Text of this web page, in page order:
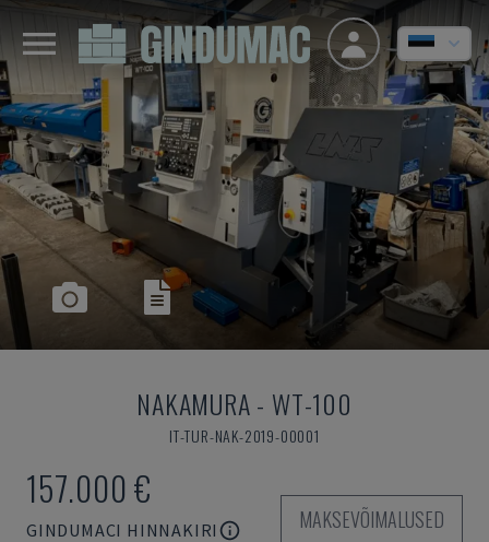
NAKAMURA- WT-100
IT-TUR-NAK-2019-00001
157.000 €
GINDUMACI HINNAKIRI
MAKSEVÕIMALUSED